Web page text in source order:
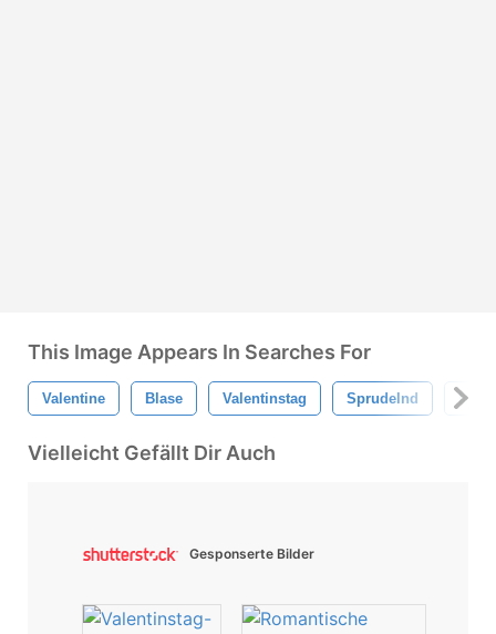
This Image Appears In Searches For
Valentine Blase Valentinstag Sprudelnd Ich
Vielleicht Gefällt Dir Auch
Gesponserte Bilder